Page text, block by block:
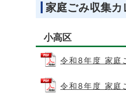
家庭ごみ収集
小高区
令和8年度 家庭
令和8年度 家庭